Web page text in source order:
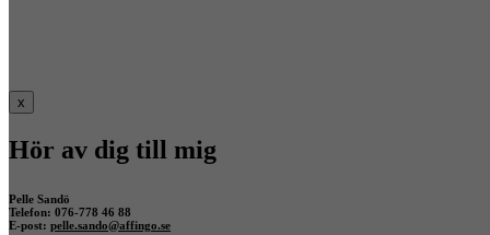
x
Hör av dig till mig
Pelle Sandö
Telefon: 076-778 46 88
E-post: pelle.sando@affingo.se